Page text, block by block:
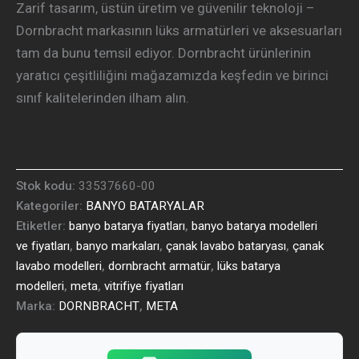
Zarif tasarım, üstün üretim ve güvenilir teknoloji –
Dornbracht markasının lüks armatürleri ve aksesuarları
tam da bunu temsil ediyor. Dornbracht ürünlerinin
yaratıcı çeşitliliğini mağazamızda keşfedin ve birinci
sınıf kalitelerinden ilham alın.
Stok kodu: 33537660-00
Kategoriler: BANYO BATARYALAR
Etiketler: banyo batarya fiyatları, banyo batarya modelleri
ve fiyatları, banyo markaları, çanak lavabo bataryası, çanak
lavabo modelleri, dornbracht armatür, lüks batarya
modelleri, meta, vitrifiye fiyatları
Marka: DORNBRACHT, META